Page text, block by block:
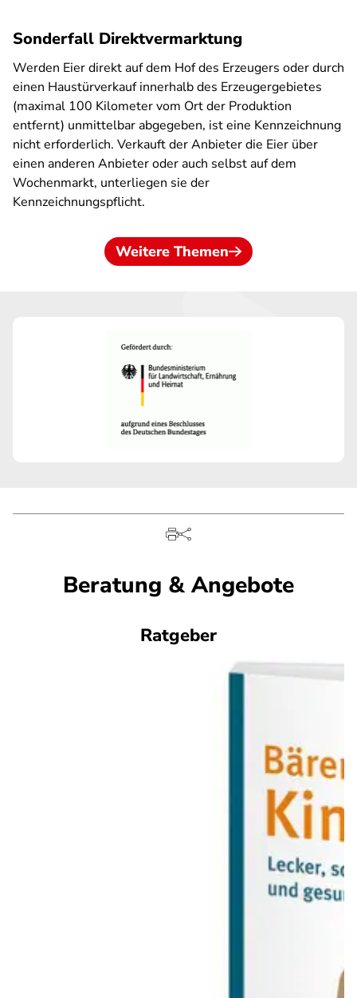
Sonderfall Direktvermarktung
Werden Eier direkt auf dem Hof des Erzeugers oder durch
einen Haustürverkauf innerhalb des Erzeugergebietes
(maximal 100 Kilometer vom Ort der Produktion
entfernt) unmittelbar abgegeben, ist eine Kennzeichnung
nicht erforderlich. Verkauft der Anbieter die Eier über
einen anderen Anbieter oder auch selbst auf dem
Wochenmarkt, unterliegen sie der
Kennzeichnungspflicht.
Weitere Themen
Beratung & Angebote
Ratgeber